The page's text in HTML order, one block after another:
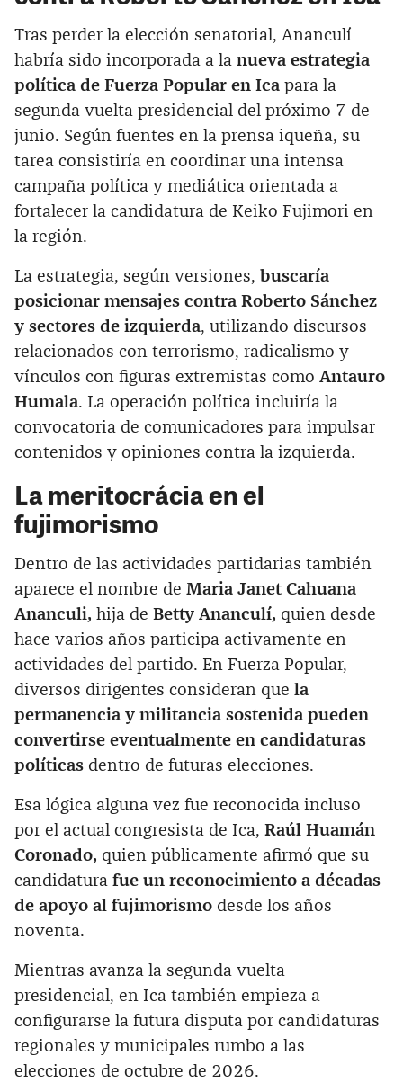
Tras perder la elección senatorial, Ananculí
habría sido incorporada a la nueva estrategia
política de Fuerza Popular en Ica para la
segunda vuelta presidencial del próximo 7 de
junio. Según fuentes en la prensa iqueña, su
tarea consistiría en coordinar una intensa
campaña política y mediática orientada a
fortalecer la candidatura de Keiko Fujimori en
la región.
La estrategia, según versiones, buscaría
posicionar mensajes contra Roberto Sánchez
y sectores de izquierda, utilizando discursos
relacionados con terrorismo, radicalismo y
vínculos con figuras extremistas como Antauro
Humala. La operación política incluiría la
convocatoria de comunicadores para impulsar
contenidos y opiniones contra la izquierda.
La meritocrácia en el
fujimorismo
Dentro de las actividades partidarias también
aparece el nombre de Maria Janet Cahuana
Ananculi, hija de Betty Ananculí, quien desde
hace varios años participa activamente en
actividades del partido. En Fuerza Popular,
diversos dirigentes consideran que la
permanencia y militancia sostenida pueden
convertirse eventualmente en candidaturas
políticas dentro de futuras elecciones.
Esa lógica alguna vez fue reconocida incluso
por el actual congresista de Ica, Raúl Huamán
Coronado, quien públicamente afirmó que su
candidatura fue un reconocimiento a décadas
de apoyo al fujimorismo desde los años
noventa.
Mientras avanza la segunda vuelta
presidencial, en Ica también empieza a
configurarse la futura disputa por candidaturas
regionales y municipales rumbo a las
elecciones de octubre de 2026.